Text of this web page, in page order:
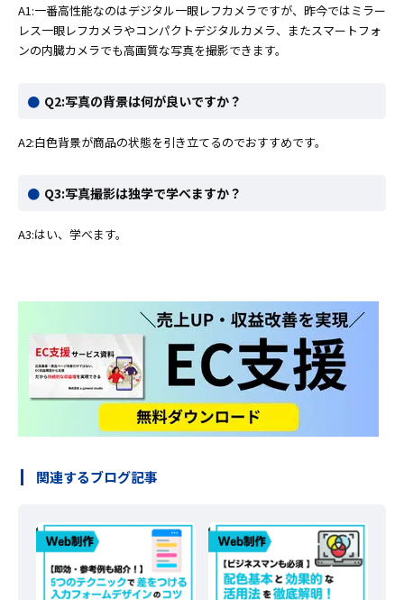
A1:一番高性能なのはデジタル一眼レフカメラですが、昨今ではミラー
レス一眼レフカメラやコンパクトデジタルカメラ、またスマートフォ
ンの内臓カメラでも高画質な写真を撮影できます。
Q2:写真の背景は何が良いですか？
A2:白色背景が商品の状態を引き立てるのでおすすめです。
Q3:写真撮影は独学で学べますか？
A3:はい、学べます。
関連するブログ記事